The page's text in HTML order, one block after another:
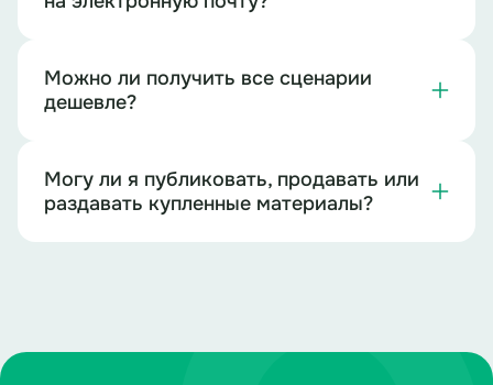
Можно ли получить все сценарии
дешевле?
Могу ли я публиковать, продавать или
раздавать купленные материалы?